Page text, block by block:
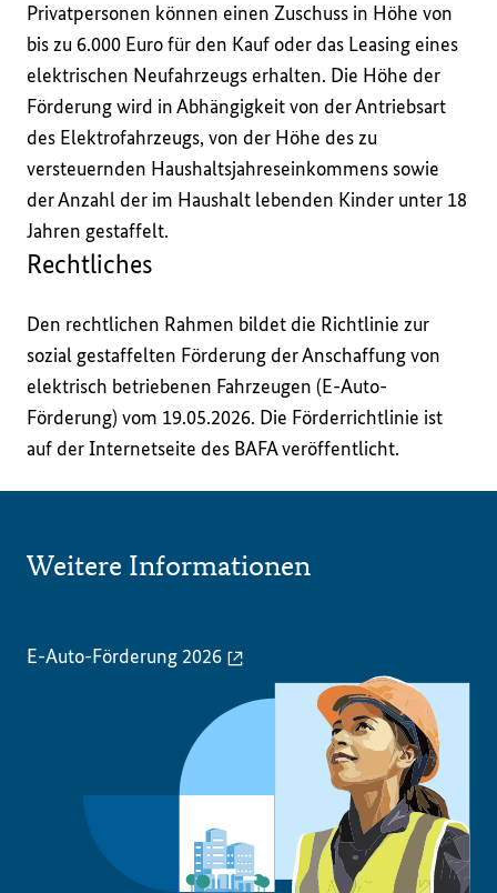
Privatpersonen können einen Zuschuss in Höhe von
bis zu 6.000 Euro für den Kauf oder das Leasing eines
elektrischen Neufahrzeugs erhalten. Die Höhe der
Förderung wird in Abhängigkeit von der Antriebsart
des Elektrofahrzeugs, von der Höhe des zu
versteuernden Haushaltsjahreseinkommens sowie
der Anzahl der im Haushalt lebenden Kinder unter 18
Jahren gestaffelt.
Rechtliches
Den rechtlichen Rahmen bildet die Richtlinie zur
sozial gestaffelten Förderung der Anschaffung von
elektrisch betriebenen Fahrzeugen (E-Auto-
Förderung) vom 19.05.2026. Die Förderrichtlinie ist
auf der Internetseite des BAFA veröffentlicht.
Weitere Informationen
E-Auto-Förderung 2026